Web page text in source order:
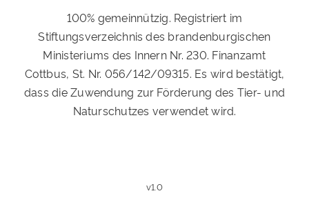
100% gemeinnützig. Registriert im
Stiftungsverzeichnis des brandenburgischen
Ministeriums des Innern Nr. 230. Finanzamt
Cottbus, St. Nr. 056/142/09315. Es wird bestätigt,
dass die Zuwendung zur Förderung des Tier- und
Naturschutzes verwendet wird.
v1.0